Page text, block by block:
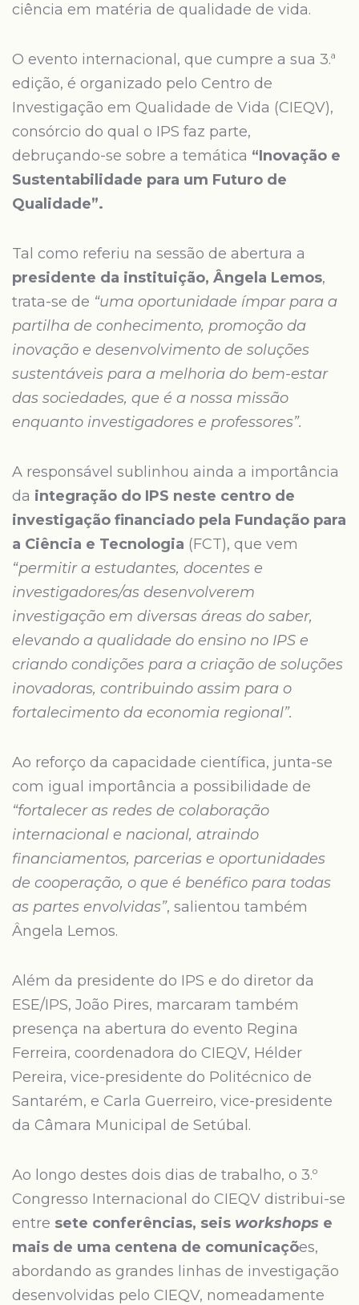
ciência em matéria de qualidade de vida.
O evento internacional, que cumpre a sua 3.ª
edição, é organizado pelo Centro de
Investigação em Qualidade de Vida (CIEQV),
consórcio do qual o IPS faz parte,
debruçando-se sobre a temática “Inovação e
Sustentabilidade para um Futuro de
Qualidade”.
Tal como referiu na sessão de abertura a
presidente da instituição, Ângela Lemos,
trata-se de “uma oportunidade ímpar para a
partilha de conhecimento, promoção da
inovação e desenvolvimento de soluções
sustentáveis para a melhoria do bem-estar
das sociedades, que é a nossa missão
enquanto investigadores e professores”.
A responsável sublinhou ainda a importância
da integração do IPS neste centro de
investigação financiado pela Fundação para
a Ciência e Tecnologia (FCT), que vem
“permitir a estudantes, docentes e
investigadores/as desenvolverem
investigação em diversas áreas do saber,
elevando a qualidade do ensino no IPS e
criando condições para a criação de soluções
inovadoras, contribuindo assim para o
fortalecimento da economia regional”.
Ao reforço da capacidade científica, junta-se
com igual importância a possibilidade de
“fortalecer as redes de colaboração
internacional e nacional, atraindo
financiamentos, parcerias e oportunidades
de cooperação, o que é benéfico para todas
as partes envolvidas”, salientou também
Ângela Lemos.
Além da presidente do IPS e do diretor da
ESE/IPS, João Pires, marcaram também
presença na abertura do evento Regina
Ferreira, coordenadora do CIEQV, Hélder
Pereira, vice-presidente do Politécnico de
Santarém, e Carla Guerreiro, vice-presidente
da Câmara Municipal de Setúbal.
Ao longo destes dois dias de trabalho, o 3.º
Congresso Internacional do CIEQV distribui-se
entre sete conferências, seis workshops e
mais de uma centena de comunicações,
abordando as grandes linhas de investigação
desenvolvidas pelo CIEQV, nomeadamente